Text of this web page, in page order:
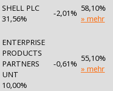
SHELL PLC
31,56%
-2,01% 58,10%
» mehr
ENTERPRISE
PRODUCTS
PARTNERS
UNT
10,00%
-0,61%
55,10%
» mehr